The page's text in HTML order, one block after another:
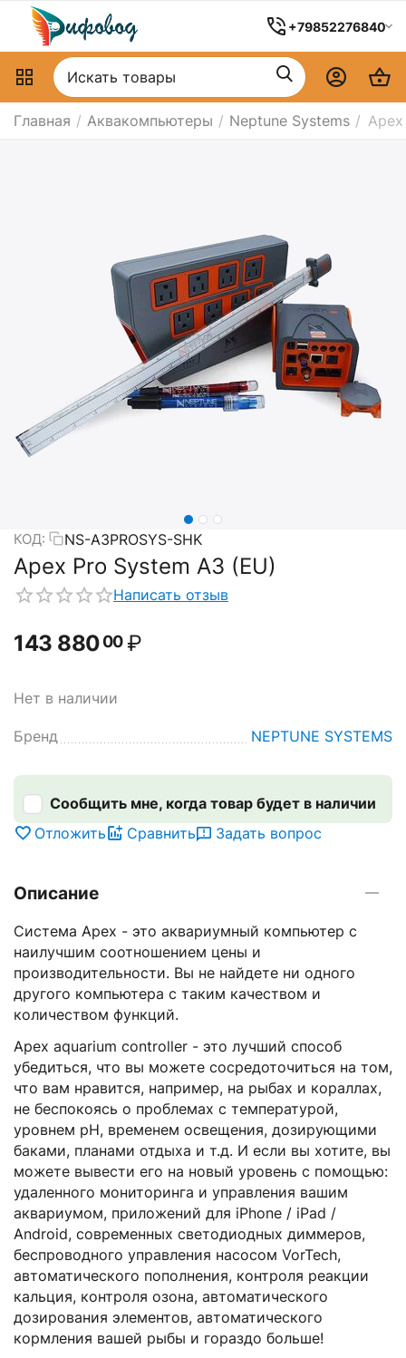
+79852276840
Главная / Аквакомпьютеры / Neptune Systems /
КОД: NS-A3PROSYS-SHK
Apex Pro System A3 (EU)
Написать отзыв
143 88000 ₽
Нет в наличии
Бренд NEPTUNE SYSTEMS
Сообщить мне, когда товар будет в наличии
Отложить
Сравнить Задать вопрос
Описание
Система Apex - это аквариумный компьютер с
наилучшим соотношением цены и
производительности. Вы не найдете ни одного
другого компьютера с таким качеством и
количеством функций.
Apex aquarium controller - это лучший способ
убедиться, что вы можете сосредоточиться на том,
что вам нравится, например, на рыбах и кораллах,
не беспокоясь о проблемах с температурой,
уровнем pH, временем освещения, дозирующими
баками, планами отдыха и т.д. И если вы хотите, вы
можете вывести его на новый уровень с помощью:
удаленного мониторинга и управления вашим
аквариумом, приложений для iPhone / iPad /
Android, современных светодиодных диммеров,
беспроводного управления насосом VorTech,
автоматического пополнения, контроля реакции
кальция, контроля озона, автоматического
дозирования элементов, автоматического
кормления вашей рыбы и гораздо больше!